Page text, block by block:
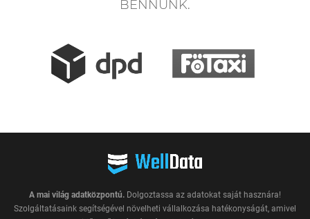
BENNÜNK.
A mai világ adatközpontú. Dolgoztassa az adatokat saját hasznára!
Szolgáltatásaink segítségével növelheti vállalkozása hatékonyságát, amivel